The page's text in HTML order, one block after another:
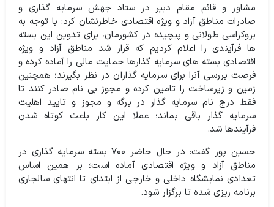
مشاور و قائم مقام دبیر در ستاد جهش سرمایه گذاری و
صادرات مناطق آزاد و‌ ویژه اقتصادی خاطرنشان کرد: با توجه به
بروکراسی طولانی و پیچیده در کشورمان، برای تدوین این بسته
ها فرآیندی را اعلام کردیم که قرار شد مناطق آزاد و ویژه
اقتصادی بسته های سرمایه گذارها حمایت مالی را آماده کرده و
فرصت بررسی آنرا برای سرمایه گذاران در نظر بگیرند؛ همچنین
زمین و زیرساخت را تامین کرده و مجوز بی نام صادر کنند تا
فقط درج نام سرمایه گذار در برگه و مجوز و تایید اهلیت
سرمایه گذار باقی بماند؛ عملا این کار باعث کوتاه شدن
فرآیندها شد.
حسین پور گفت: در حال حاضر ۷۰۰ بسته سرمایه گذاری در
مناطق آزاد و ویژه اقتصادی آماده است؛ بر همین اساس
تعدادی نمایشگاه داخلی و خارجی از ابتدای تا انتهای سالجاری
برنامه ریزی شده تا برگزار شود.